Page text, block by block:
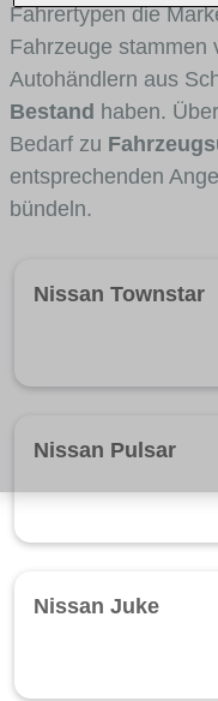
Fahrertypen die
Fahrzeuge stammen
Autohändlern aus
Bestand haben.
Bedarf zu
entsprechenden
bündeln.
Nissan Townstar
Nissan Pulsar
Nissan Juke